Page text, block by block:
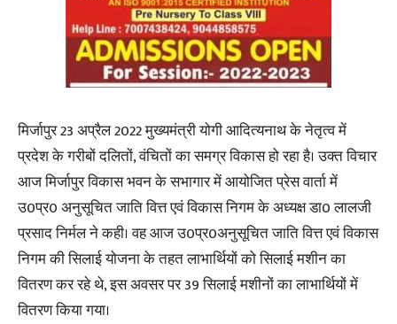
मिर्जापुर 23 अप्रैल 2022 मुख्यमंत्री योगी आदित्यनाथ के नेतृत्व में
प्रदेश के गरीबों दलितों, वंचितों का समग्र विकास हो रहा है। उक्त विचार
आज मिर्जापुर विकास भवन के सभागार में आयोजित प्रेस वार्ता में
उ0प्र0 अनुसूचित जाति वित्त एवं विकास निगम के अध्यक्ष डा0 लालजी
प्रसाद निर्मल ने कही। वह आज उ0प्र0अनुसूचित जाति वित्त एवं विकास
निगम की सिलाई योजना के तहत लाभार्थियों को सिलाई मशीन का
वितरण कर रहे थे, इस अवसर पर 39 सिलाई मशीनों का लाभार्थियों में
वितरण किया गया।